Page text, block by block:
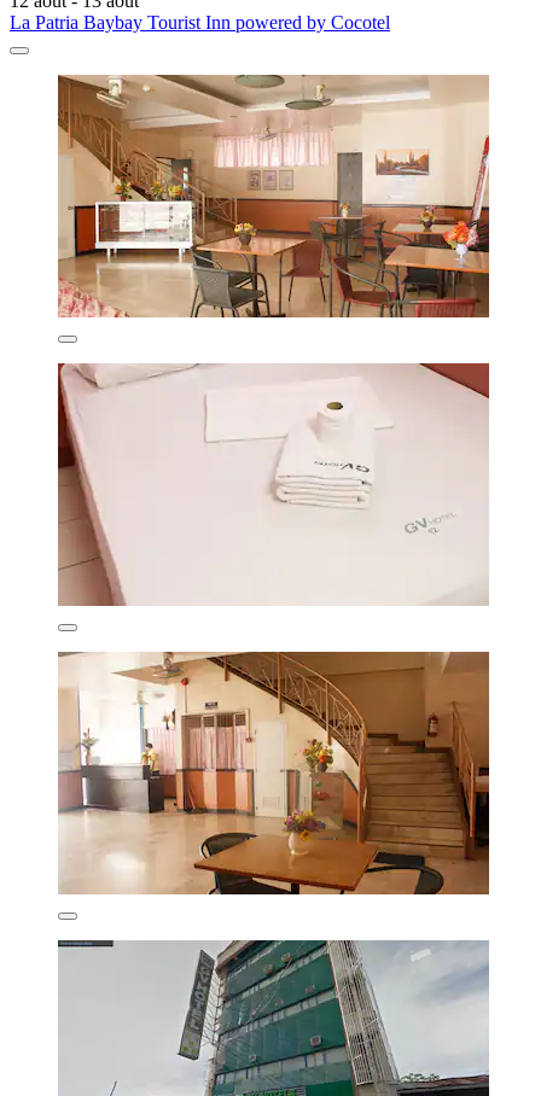
La Patria Baybay Tourist Inn powered by Cocotel